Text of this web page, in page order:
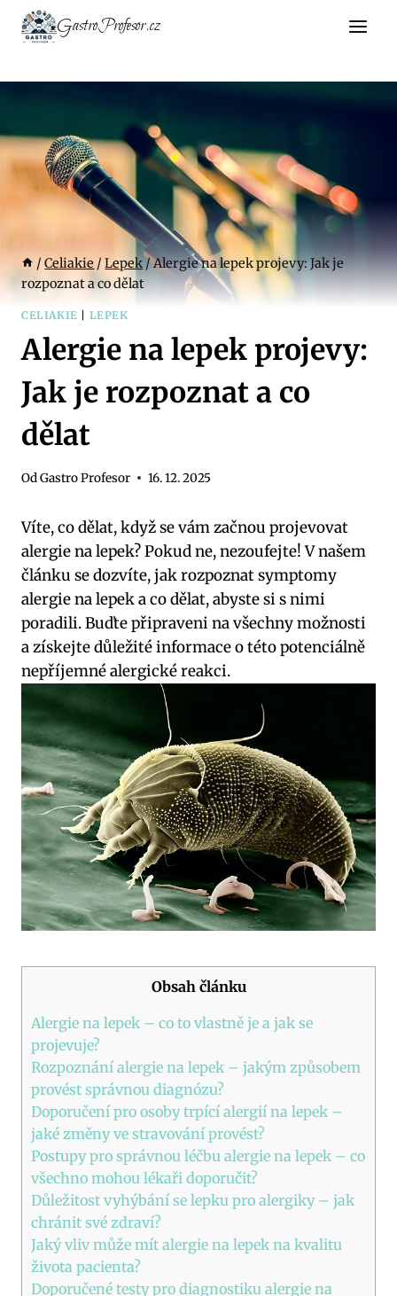
Přeskočit
GastroProfesor.cz
/ Celiakie / Lepek/Alergie na lepek projevy: Jak je
rozpoznat a co dělat
CELIAKIE LEPEK
Alergie na lepek projevy:
Jak je rozpoznat a co
dělat
OdGastro Profesor 16. 12. 2025
Víte, co dělat, když se vám začnou projevovat
alergie na lepek? Pokud ne, nezoufejte! V našem
článku se dozvíte, jak rozpoznat symptomy
alergie na lepek a co dělat, abyste si s nimi
poradili. Buďte připraveni na všechny možnosti
a získejte důležité informace o této potenciálně
nepříjemné alergické reakci.
Obsah článku
Alergie na lepek – co to vlastně je a jak se
projevuje?
Rozpoznání alergie na lepek – jakým způsobem
provést správnou diagnózu?
Doporučení pro osoby trpící alergií na lepek –
jaké změny ve stravování provést?
Postupy pro správnou léčbu alergie na lepek – co
všechno mohou lékaři doporučit?
Důležitost vyhýbání se lepku pro alergiky – jak
chránit své zdraví?
Jaký vliv může mít alergie na lepek na kvalitu
života pacienta?
Doporučené testy pro diagnostiku alergie na